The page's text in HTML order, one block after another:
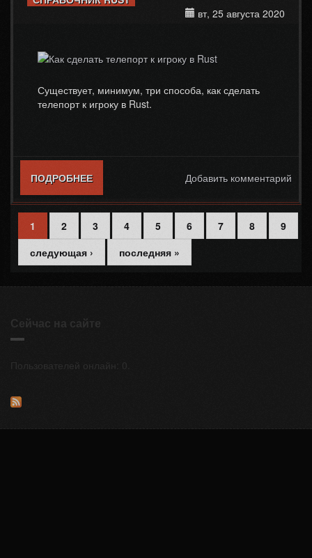
вт, 25 августа 2020
Существует, минимум, три способа, как сделать
телепорт к игроку в Rust.
ПОДРОБНЕЕО КАК СДЕЛАТЬ ТЕЛЕПОРТ К ИГРОКУ В
RUST
Добавить комментарий
Страницы
1 2 3 4 5 6 7 8
9
следующая ›
последняя »
Сейчас на сайте
Пользователей онлайн: 0.